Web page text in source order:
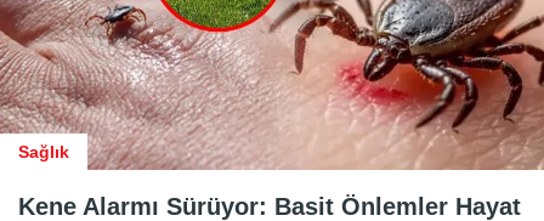
Sağlık
Kene Alarmı Sürüyor: Basit Önlemler Hayat